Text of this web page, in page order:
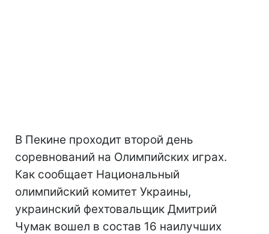
В Пекине проходит второй день
соревнований на Олимпийских играх.
Как сообщает Национальный
олимпийский комитет Украины,
украинский фехтовальщик Дмитрий
Чумак вошел в состав 16 наилучших